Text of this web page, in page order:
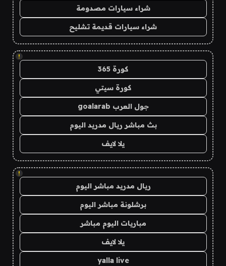
شراء سيارات مصدومة
شراء سيارات قديمة تشليح
!
كورة 365
كورة سيتي
جول العرب goalarab
بث مباشر ريال مدريد اليوم
يلا لايف
!
ريال مدريد مباشر اليوم
برشلونة مباشر اليوم
مباريات اليوم مباشر
يلا لايف
yalla live